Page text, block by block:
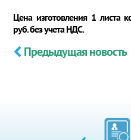
Цена изготовления 1 листа
руб. без учета НДС.
Предыдущая новость